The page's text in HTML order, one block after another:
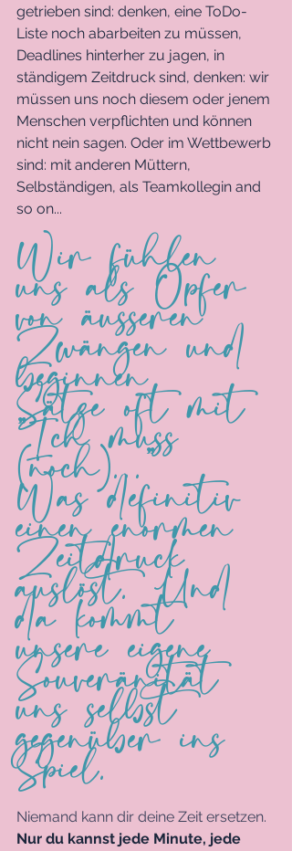
getrieben sind: denken, eine ToDo-
Liste noch abarbeiten zu müssen,
Deadlines hinterher zu jagen, in
ständigem Zeitdruck sind, denken: wir
müssen uns noch diesem oder jenem
Menschen verpflichten und können
nicht nein sagen. Oder im Wettbewerb
sind: mit anderen Müttern,
Selbständigen, als Teamkollegin and
so on...
Wir fühlen
uns als Opfer
von äusseren
Zwängen und
beginnen
Sätze oft mit
"Ich muss
(noch)..." –
Was definitiv
einen enormen
Zeitdruck
auslöst. Und
da kommt
unsere eigene
Souveränität
uns selbst
gegenüber ins
Spiel.
Niemand kann dir deine Zeit ersetzen.
Nur du kannst jede Minute, jede